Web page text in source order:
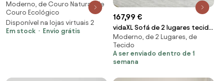
Madeira e Imitação de Pele
Marrom com Perna
Moderno, de Couro Natural, de
Couro Ecológico
Disponível na lojas virtuais 2
Em stock
Envio grátis
167,99 €
vidaXL Sofá de 2 lugares tecido
140 cm cinzento-acastanhado
Moderno, de 2 Lugares, de
Tecido
A ser enviado dentro de 1
semana